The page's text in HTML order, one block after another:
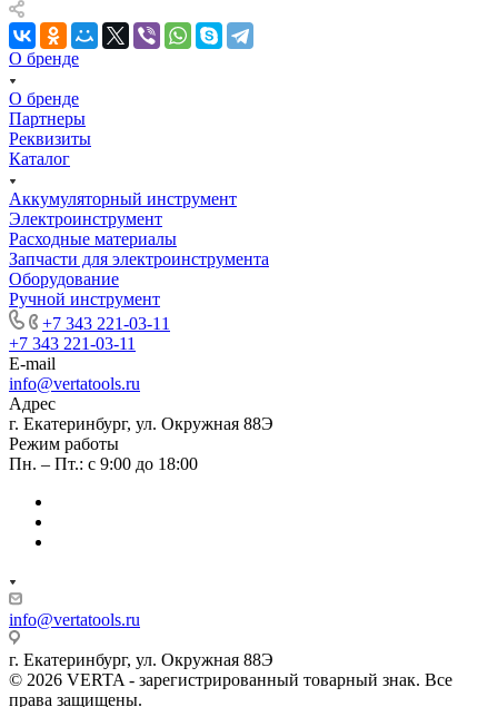
О бренде
О бренде
Партнеры
Реквизиты
Каталог
Аккумуляторный инструмент
Электроинструмент
Расходные материалы
Запчасти для электроинструмента
Оборудование
Ручной инструмент
+7 343 221-03-11
+7 343 221-03-11
E-mail
info@vertatools.ru
Адрес
г. Екатеринбург, ул. Окружная 88Э
Режим работы
Пн. – Пт.: с 9:00 до 18:00
info@vertatools.ru
г. Екатеринбург, ул. Окружная 88Э
© 2026 VERTA - зарегистрированный товарный знак. Все
права защищены.